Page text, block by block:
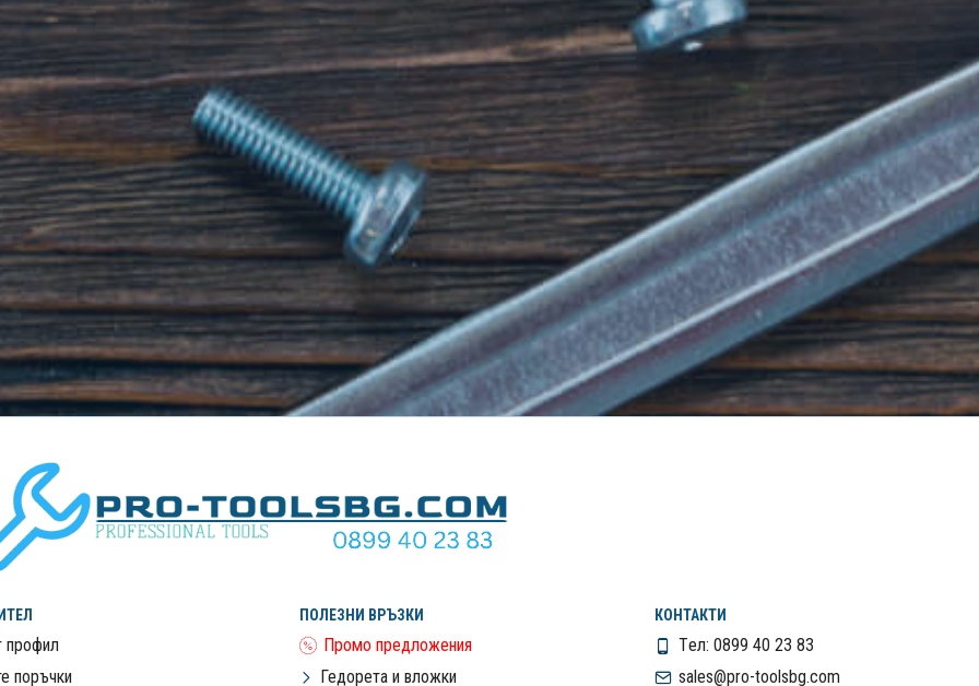
профил
поръчки
ПОЛЕЗНИ ВРЪЗКИ
Промо предложения
Гедорета и вложки
КОНТАКТИ
Tел: 0899 40 23 83
sales@pro-toolsbg.com